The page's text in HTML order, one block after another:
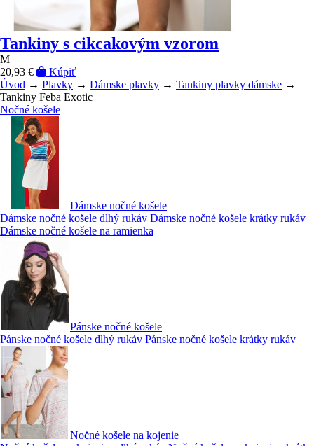
Tankiny s cikcakovým vzorom
M
20,93 €
Kúpiť
Úvod → Plavky → Dámske plavky → Tankiny plavky dámske →
Tankiny Feba Exotic
Nočné košele
Dámske nočné košele
Dámske nočné košele dlhý rukáv Dámske nočné košele krátky rukáv
Dámske nočné košele na ramienka
Pánske nočné košele
Pánske nočné košele dlhý rukáv Pánske nočné košele krátky rukáv
Nočné košele na kojenie